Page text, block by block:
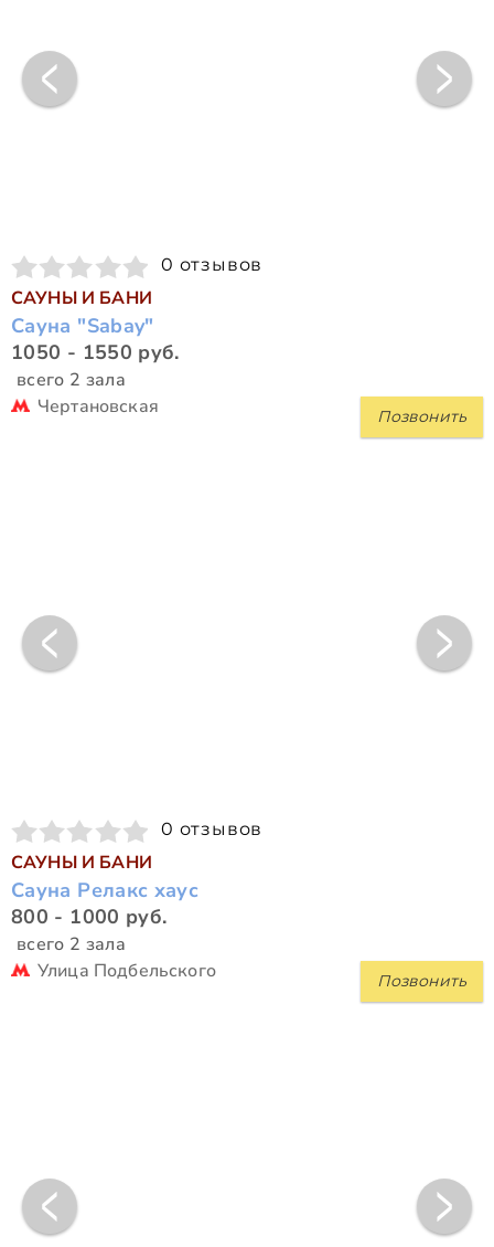
0 отзывов
САУНЫ И БАНИ
Сауна "Sabay"
1050 - 1550 руб.
всего 2 зала
Позвонить
Чертановская
0 отзывов
САУНЫ И БАНИ
Сауна Релакс хаус
800 - 1000 руб.
всего 2 зала
Позвонить
Улица Подбельского